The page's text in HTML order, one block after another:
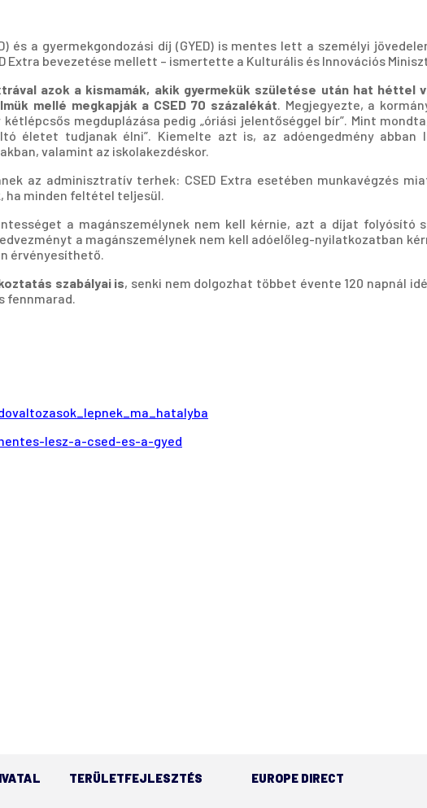
és a gyermekgondozási díj (GYED) is mentes lett a személyi
Extra bevezetése mellett – ismertette a Kulturális és Innovációs
azok a kismamák, akik gyermekük születése után hat héttel
mellé megkapják a CSED 70 százalékát. Megjegyezte, a
megduplázása pedig „óriási jelentőséggel bír”. Mint
életet tudjanak élni”. Kiemelte azt is, az adóengedmény
valamint az iskolakezdéskor.
az adminisztratív terhek: CSED Extra esetében munkavégzés
ha minden feltétel teljesül.
a magánszemélynek nem kell kérnie, azt a díjat folyósító
a magánszemélynek nem kell adóelőleg-nyilatkozatban
érvényesíthető.
szabályai is, senki nem dolgozhat többet évente 120 napnál
fennmarad.
lesz-a-csed-es-a-gyed
TERÜLETFEJLESZTÉS EUROPE DIRECT